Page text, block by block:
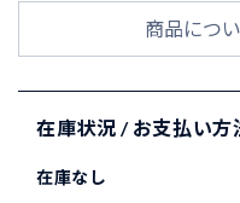
商品につ
在庫状況 / お支払い方
在庫なし